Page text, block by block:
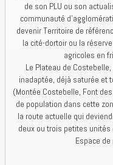
de son PLU ou son
communauté
devenir Territoire de
la cité-dortoir ou la
agricoles en
Le Plateau de
inadaptée, déjà saturée et
(Montée Costebelle, Font
de population dans cette
la route actuelle qui
deux ou trois petites
Espace